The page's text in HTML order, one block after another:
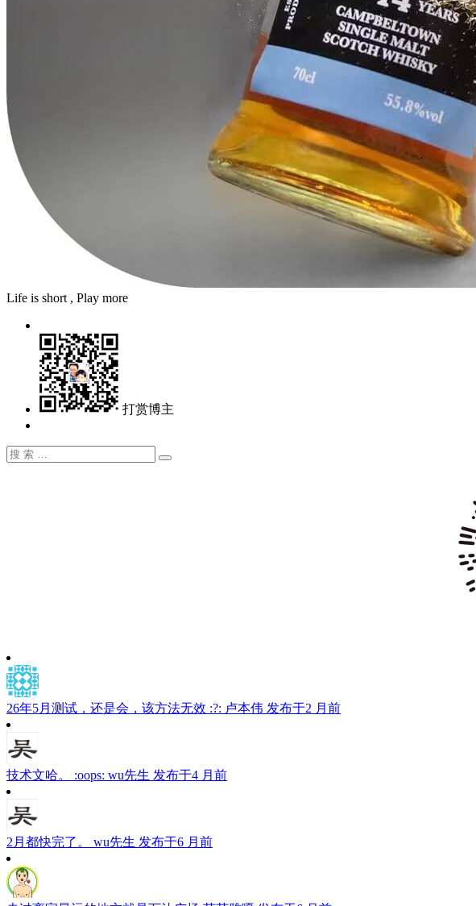
Life is short , Play more
打赏博主
搜
搜
26年5月测试，还是会，该方法无效 :?: 卢本伟 发布于2 月前
技术文哈。 :oops: wu先生 发布于4 月前
2月都快完了。 wu先生 发布于6 月前